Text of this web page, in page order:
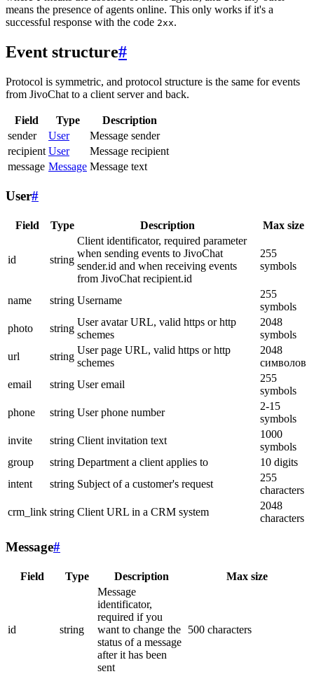
means the presence of agents online. This only works if it's a
successful response with the code 2xx.
Event structure#
Protocol is symmetric, and protocol structure is the same for events
from JivoChat to a client server and back.
Field Type
Description
sender
User
Message sender
recipient User
Message recipient
message Message Message text
User#
Field Type Description Max size
id string
Client identificator, required parameter
when sending events to JivoChat
sender.id and when receiving events
from JivoChat recipient.id
255
symbols
name string Username
255
symbols
photo
string
User avatar URL, valid https or http
schemes
2048
symbols
url
string
User page URL, valid https or http
schemes
2048
символов
email
string User email
255
symbols
phone
string User phone number
2-15
symbols
invite
string Client invitation text
1000
symbols
group
string Department a client applies to
10 digits
intent
string Subject of a customer's request
255
characters
crm_link string Client URL in a CRM system
2048
characters
Message#
Field Type Description Max size
id string
Message
identificator,
required if you
want to change the
status of a message
after it has been
sent
500 characters